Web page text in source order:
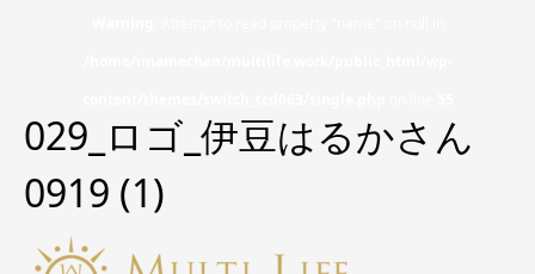
029_ロゴ_伊豆はるかさん
0919 (1)